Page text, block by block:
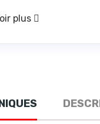
plus